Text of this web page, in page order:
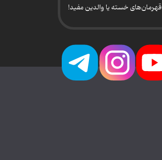
قهرمان‌های خسته یا والدین مفید!